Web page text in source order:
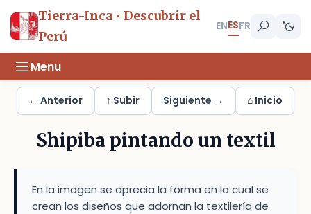
Tierra-Inca • Descubrir el
Perú
ENESFR
Menu
← Anterior ↑ Subir Siguiente → ⌂ Inicio
Shipiba pintando un textil
En la imagen se aprecia la forma en la cual se
crean los diseños que adornan la textilería de